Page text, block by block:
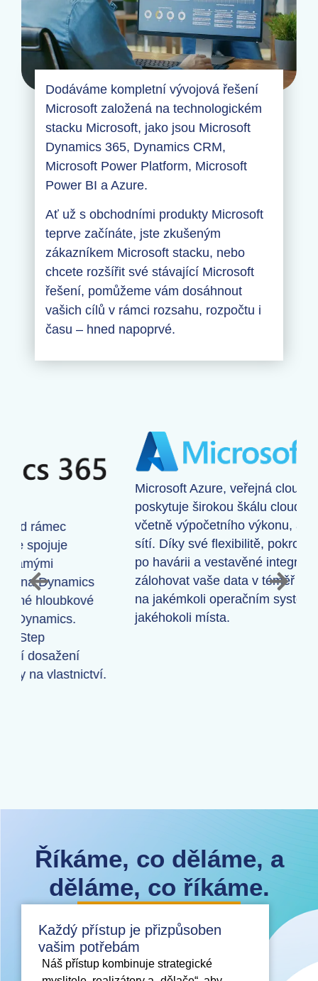
Dodáváme kompletní vývojová řešení
Microsoft založená na technologickém
stacku Microsoft, jako jsou Microsoft
Dynamics 365, Dynamics CRM,
Microsoft Power Platform, Microsoft
Power BI a Azure.
Ať už s obchodními produkty Microsoft
teprve začínáte, jste zkušeným
zákazníkem Microsoft stacku, nebo
chcete rozšířit své stávající Microsoft
řešení, pomůžeme vám dosáhnout
vašich cílů v rámci rozsahu, rozpočtu i
času – hned napoprvé.
Microsoft Azure, veřejná cloudová platforma,
poskytuje širokou škálu cloudových služeb
včetně výpočetního výkonu, analýz, úložiště a
sítí. Díky své flexibilitě, pokročilému zotavení
po havárii a vestavěné integraci může Azure
zálohovat vaše data v téměř jakémkoli jazyce,
na jakémkoli operačním systému a z
jakéhokoli místa.
Říkáme, co děláme, a
děláme, co říkáme.
Každý přístup je přizpůsoben
vašim potřebám
Náš přístup kombinuje strategické